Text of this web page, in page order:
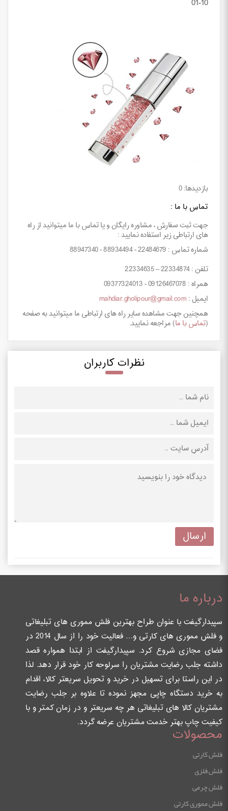
01-10
بازدیدها: 0
تماس با ما :
جهت ثبت سفارش ، مشاوره رایگان و یا تماس با ما میتوانید از راه
های ارتباطی زیر استفاده نمایید :
شماره تماس : 22484679 - 88934494 - 88947340
تلفن : 22334874 – 22334635
همراه : 09126467078 - 09377324013
ایمیل : mahdiar.gholipour@gmail.com
همچنین جهت مشاهده سایر راه های ارتباطی ما میتوانید به صفحه
(تماس با ما) مراجعه نمایید.
نظرات کاربران
درباره ما
سپیدارگیفت با عنوان طراح بهترین فلش مموری های تبلیغاتی
و فلش مموری های کارتی و… فعالیت خود را از سال 2014 در
فضای مجازی شروع کرد. سپیدارگیفت از ابتدا همواره قصد
داشته جلب رضایت مشتریان را سرلوحه کار خود قرار دهد. لذا
در این راستا برای تسهیل در خرید و تحویل سریعتر کالا، اقدام
به خرید دستگاه چاپی مجهز نموده تا علاوه بر جلب رضایت
مشتریان کالا های تبلیغاتی هر چه سریعتر و در زمان کمتر و با
کیفیت چاپ بهتر خدمت مشتریان عرضه گردد.
محصولات
فلش کارتی
فلش فلزی
فلش چرمی
فلش مموری کارتی